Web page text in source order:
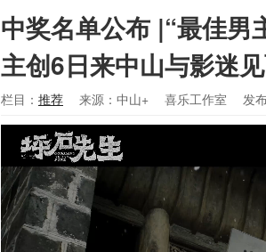
中奖名单公布 |“最佳男
主创6日来中山与影迷
栏目： 推荐 来源：中山+ 喜乐工作室 发